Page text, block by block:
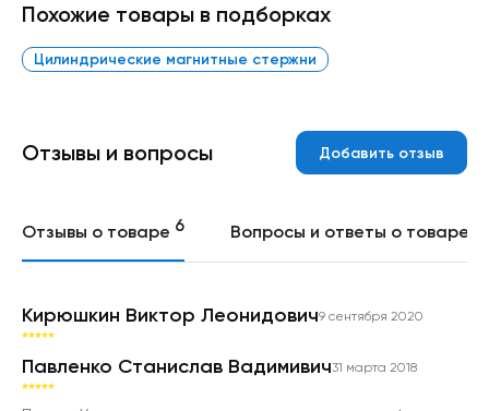
Похожие товары в подборках
Цилиндрические магнитные стержни
Отзывы и вопросы Добавить отзыв
Отзывы о товаре 6 Вопросы и ответы о товаре
Кирюшкин Виктор Леонидович9 сентября 2020
Павленко Станислав Вадимивич31 марта 2018